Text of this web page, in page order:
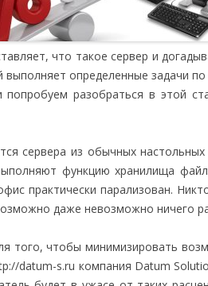
что такое сервер и
определенные задачи
разобраться в этой
сервера из обычных
функцию хранилища
практически парализован.
даже невозможно ничего
того, чтобы минимизировать
datum-s.ru компания Datum